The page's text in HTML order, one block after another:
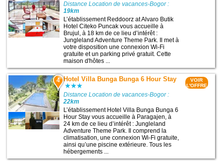
Distance Location de vacances-Bogor :
19km
L’établissement Reddoorz at Alvaro Butik
Hotel Citeko Puncak vous accueille à
Brujul, à 18 km de ce lieu d’intérêt :
Jungleland Adventure Theme Park. Il met à
votre disposition une connexion Wi-Fi
gratuite et un parking privé gratuit. Cette
maison d'hôtes ...
4 Hotel Villa Bunga Bunga 6 Hour Stay
Distance Location de vacances-Bogor :
22km
L’établissement Hotel Villa Bunga Bunga 6
Hour Stay vous accueille à Paragajen, à
24 km de ce lieu d’intérêt : Jungleland
Adventure Theme Park. Il comprend la
climatisation, une connexion Wi-Fi gratuite,
ainsi qu’une piscine extérieure. Tous les
hébergements ...
VOIR
L'OFFRE